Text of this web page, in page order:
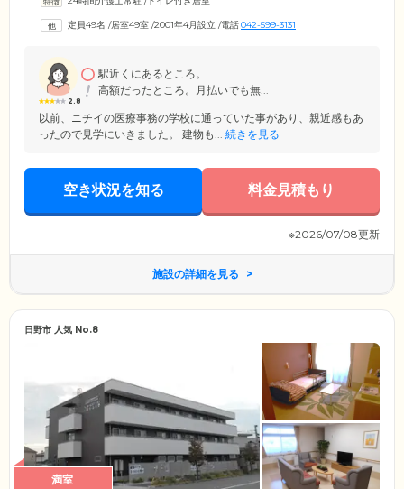
す。当ホームでは、ご入居者様の生活全般のサポートを行う介護スタッ
添い、丁寧なサポートをお約束します。また、より安心して毎日をお過
トします。
定員49名 /居室49室 /2001年4月設立 /電話042-599-3131
2.8
駅近くにあるところ。
高額だったところ。月払いでも無...
以前、ニチイの医療事務の学校に通っていた事があり、親近感もあ
ったので見学にいきました。 建物も... 続きを見る
空き状況を知る 料金見積もり
※2026/07/08更新
施設の詳細を見る
日野市 人気 No.8
満室